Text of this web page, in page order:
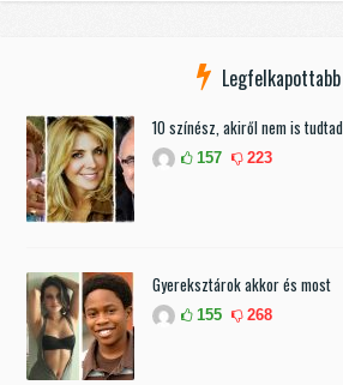
Legfelkapottabb
10 színész, akiről nem is
157 223
Gyereksztárok akkor és most
155 268